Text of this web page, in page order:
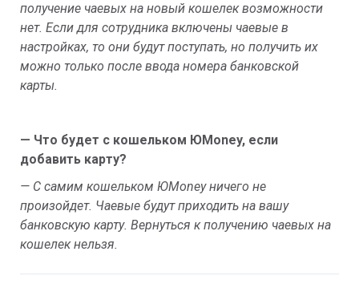
получение чаевых на новый кошелек возможности
нет. Если для сотрудника включены чаевые в
настройках, то они будут поступать, но получить их
можно только после ввода номера банковской
карты.
— Что будет с кошельком ЮMoney, если
добавить карту?
— С самим кошельком ЮMoney ничего не
произойдет. Чаевые будут приходить на вашу
банковскую карту. Вернуться к получению чаевых на
кошелек нельзя.